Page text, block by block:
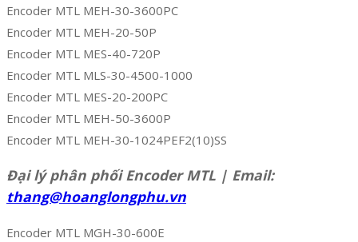
Encoder MTL MEH-30-3600PC
Encoder MTL MEH-20-50P
Encoder MTL MES-40-720P
Encoder MTL MLS-30-4500-1000
Encoder MTL MES-20-200PC
Encoder MTL MEH-50-3600P
Encoder MTL MEH-30-1024PEF2(10)SS
Đại lý phân phối Encoder MTL | Email:
thang@hoanglongphu.vn
Encoder MTL MGH-30-600E